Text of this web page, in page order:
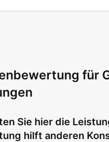
für
Sie hier die
hilft anderen